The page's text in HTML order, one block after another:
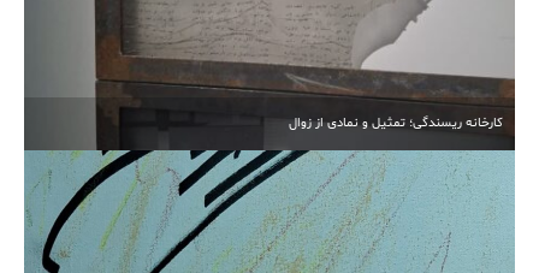
انتخابات مجدد هیأت‌مدیره خیرین مدرسه‌ساز کاشان برگزار
کارخانه ریسندگی؛ تمثیل و نمادی از زوال